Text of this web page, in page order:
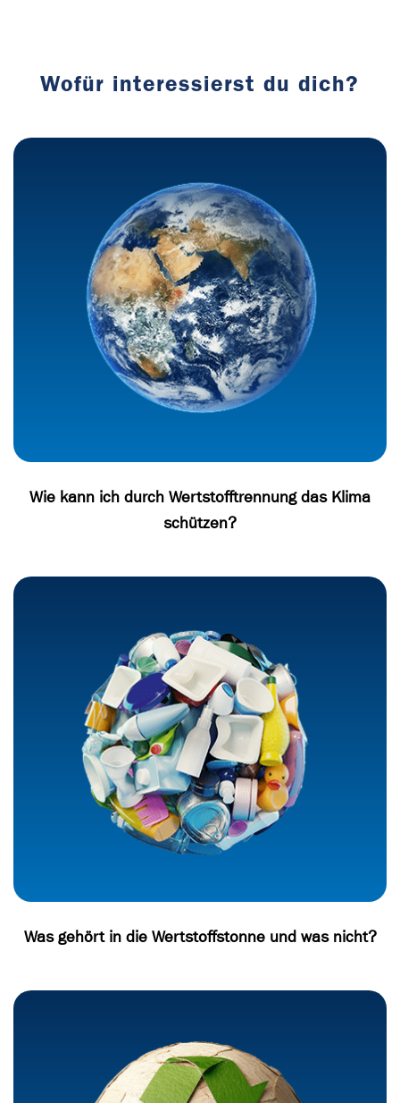
Wofür interessierst du dich?
Wie kann ich durch Wertstofftrennung das Klima
schützen?
Was gehört in die Wertstoffstonne und was nicht?